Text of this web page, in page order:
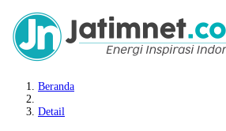
Beranda
Detail